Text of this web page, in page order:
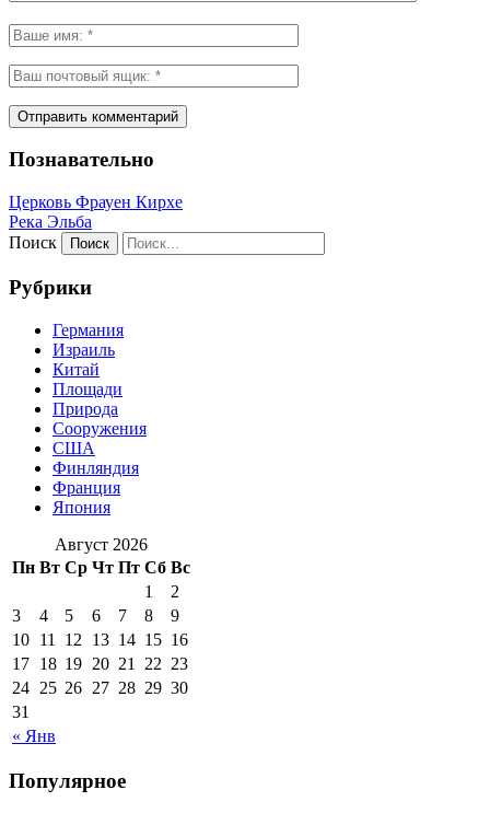
Познавательно
Церковь Фрауен Кирхе
Река Эльба
Поиск
Рубрики
Германия
Израиль
Китай
Площади
Природа
Сооружения
США
Финляндия
Франция
Япония
Август 2026
Пн Вт Ср Чт Пт Сб Вс
« Янв
1
2
3
4 5 6 7 8
9
10 11 12 13 14 15 16
17 18 19 20 21 22 23
24 25 26 27 28 29 30
31
Популярное